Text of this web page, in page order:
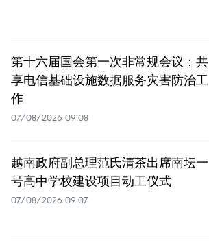
第十六届国会第一次非常规会议：共
享电信基础设施数据服务灾害防治工
作
07/08/2026 09:08
越南政府副总理范氏清茶出席南坛一
号高中学校建设项目动工仪式
07/08/2026 09:07